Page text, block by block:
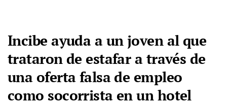
Incibe ayuda a un joven al que
trataron de estafar a través de
una oferta falsa de empleo
como socorrista en un hotel